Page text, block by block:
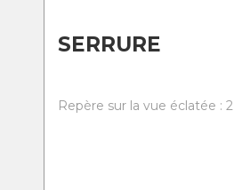
SERRURE
Repère sur la vue éclatée : 2